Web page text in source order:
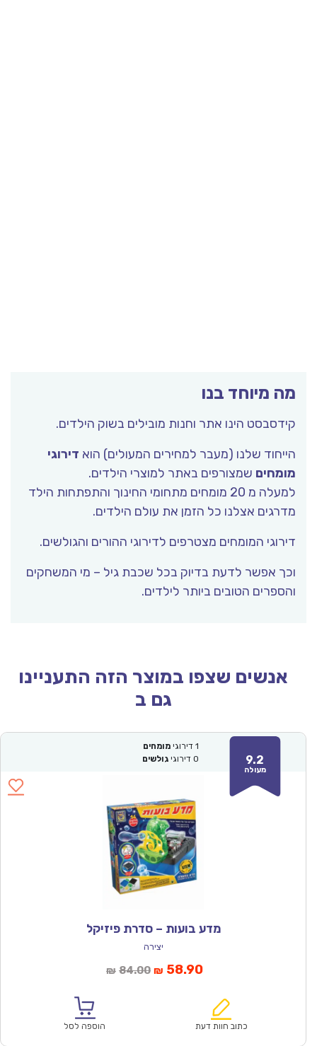
מה מיוחד בנו
קידסבסט הינו אתר וחנות מובילים בשוק הילדים.
הייחוד שלנו (מעבר למחירים המעולים) הוא דירוגי
מומחים שמצורפים באתר למוצרי הילדים.
למעלה מ 20 מומחים מתחומי החינוך והתפתחות הילד
מדרגים אצלנו כל הזמן את עולם הילדים.
דירוגי המומחים מצטרפים לדירוגי ההורים והגולשים.
וכך אפשר לדעת בדיוק בכל שכבת גיל – מי המשחקים
והספרים הטובים ביותר לילדים.
אנשים שצפו במוצר הזה התעניינו
גם ב
9.2
מעולה
1 דירוגי מומחים
0 דירוגי גולשים
מדע בועות – סדרת פיזיקל
יצירה
₪ 84.00המחיר
₪84.00.
₪ 58.90המחיר
הוא:
כתוב חוות דעת הוספה לסל